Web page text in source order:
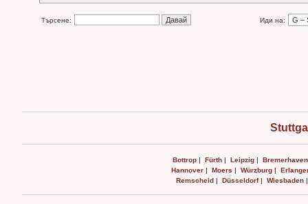
Търсене: Иди на:
Bottrop | Fürth | Leipzig | Bremerhaven
Hannover| Moers | Würzburg|
Remscheid | Düsseldorf| Wiesbaden